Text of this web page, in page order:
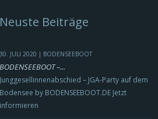
Neuste Beiträge
30. JULI 2020 | BODENSEEBOOT
BODENSEEBOOT –...
Junggesellinnenabschied – JGA-Party auf dem
Bodensee by BODENSEEBOOT.DE Jetzt
informieren